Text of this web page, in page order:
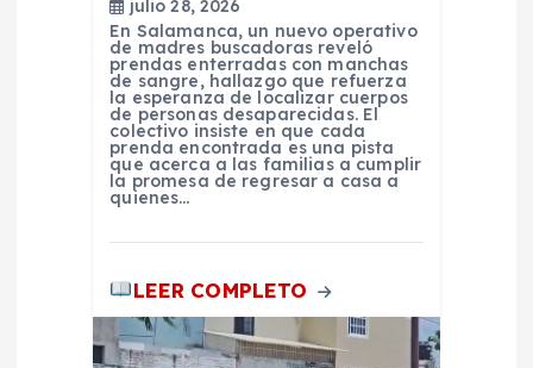
julio 28, 2026
En Salamanca, un nuevo operativo
de madres buscadoras reveló
prendas enterradas con manchas
de sangre, hallazgo que refuerza
la esperanza de localizar cuerpos
de personas desaparecidas. El
colectivo insiste en que cada
prenda encontrada es una pista
que acerca a las familias a cumplir
la promesa de regresar a casa a
quienes…
LEER COMPLETO